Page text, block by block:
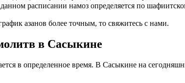
расписании намоз определяется по
азанов более точным, то свяжитесь с нами.
в Сасыкине
в определенное время. В Сасыкине на